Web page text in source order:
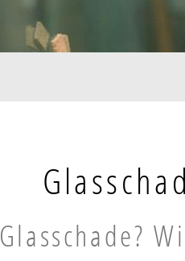
Glasschade?